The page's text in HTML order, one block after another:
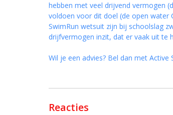
hebben met veel drijvend vermogen
voldoen voor dit doel (de open water
SwimRun wetsuit zijn bij schoolslag
drijfvermogen inzit, dat er vaak uit te
Wil je een advies? Bel dan met
Reacties